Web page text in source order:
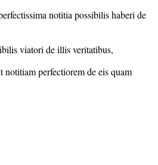
notitia possibilis haberi de
viatori de illis veritatibus,
notitiam perfectiorem de eis quam